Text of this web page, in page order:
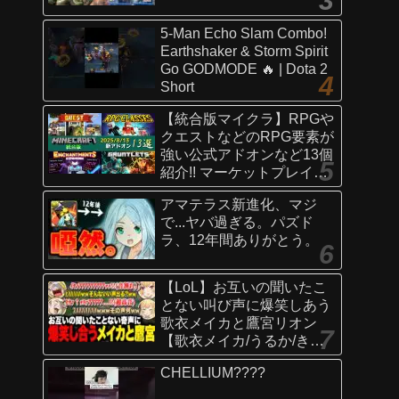
5-Man Echo Slam Combo!
Earthshaker & Storm Spirit
Go GODMODE 🔥 | Dota 2
Short
【統合版マイクラ】RPGや
クエストなどのRPG要素が
強い公式アドオンなど13個
紹介!! マーケットプレイス
情報
【Switch/Win10/PE/PS/Xb
ox】
アマテラス新進化、マジ
で...ヤバ過ぎる。パズド
ラ、12年間ありがとう。
【LoL】お互いの聞いたこ
とない叫び声に爆笑しあう
歌衣メイカと鷹宮リオン
【歌衣メイカ/うるか/きな
こ/ありさか/鷹宮リオン】
CHELLIUM????